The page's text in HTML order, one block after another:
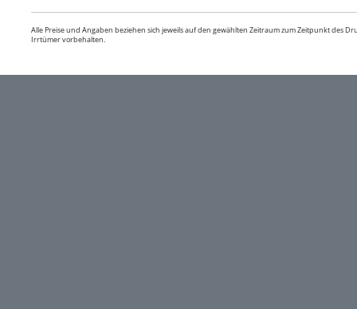
Alle Preise und Angaben beziehen sich jeweils auf den gewählten Zeitraum zum Zeitpunkt des
Irrtümer vorbehalten.